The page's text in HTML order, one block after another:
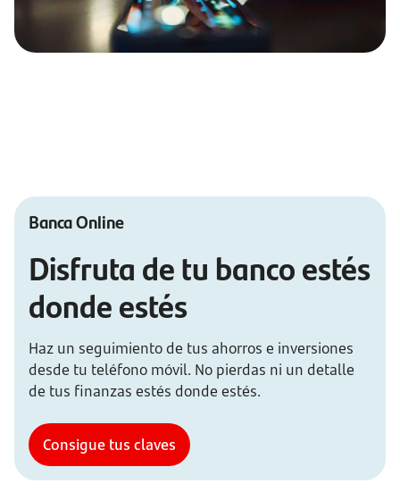
Banca Online
Disfruta de tu banco estés
donde estés
Haz un seguimiento de tus ahorros e inversiones
desde tu teléfono móvil. No pierdas ni un detalle
de tus finanzas estés donde estés.
Consigue tus claves